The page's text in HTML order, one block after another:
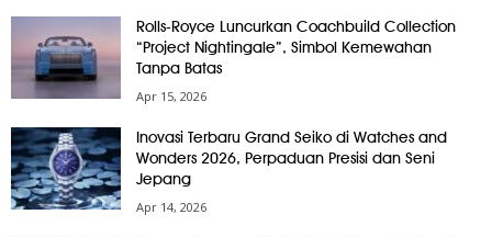
Rolls-Royce Luncurkan Coachbuild Collection
“Project Nightingale”, Simbol Kemewahan
Tanpa Batas
Apr 15, 2026
Inovasi Terbaru Grand Seiko di Watches and
Wonders 2026, Perpaduan Presisi dan Seni
Jepang
Apr 14, 2026